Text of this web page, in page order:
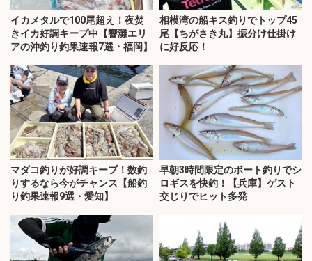
イカメタルで100尾超え！夜焚
きイカ好調キープ中【響灘エリ
アの沖釣り釣果速報7選・福岡】
相模湾の船キス釣りでトップ45
尾【ちがさき丸】振分け仕掛け
に好反応！
マダコ釣りが好調キープ！数釣
りするなら今がチャンス【船釣
り釣果速報9選・愛知】
早朝3時間限定のボート釣りでシ
ロギスを快釣！【兵庫】ゲスト
交じりでヒット多発